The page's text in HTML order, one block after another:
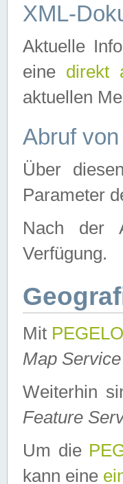
XML-
Aktuelle
eine direkt
aktuellen
Abruf
Über
Parameter
Nach der
Verfügung.
Mit
Map
Weiterhin
Feature
Um die
kann eine